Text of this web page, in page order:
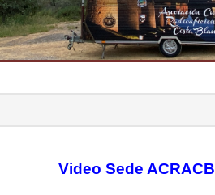
Video Sede ACRACB